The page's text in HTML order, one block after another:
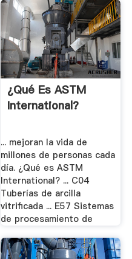
¿Qué Es ASTM
International?
... mejoran la vida de
millones de personas cada
día. ¿Qué es ASTM
International? ... C04
Tuberías de arcilla
vitrificada ... E57 Sistemas
de procesamiento de